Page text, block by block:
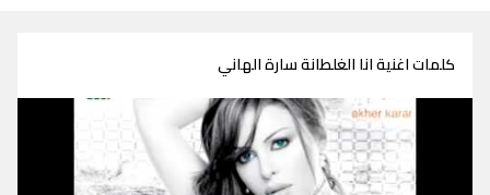
كلمات اغنية انا الغلطانة سارة الهاني